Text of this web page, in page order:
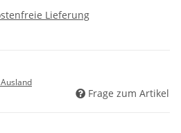
Lieferung
Frage zum Artikel